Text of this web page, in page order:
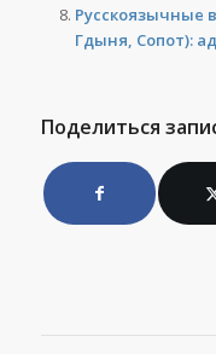
Русскоязычные
Гдыня, Сопот):
Поделиться